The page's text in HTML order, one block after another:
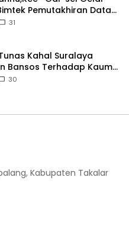
Pemutakhiran Data
31
Kahal Suralaya
Bansos Terhadap Kaum
Yatim-Piatu
30
Kabupaten Takalar